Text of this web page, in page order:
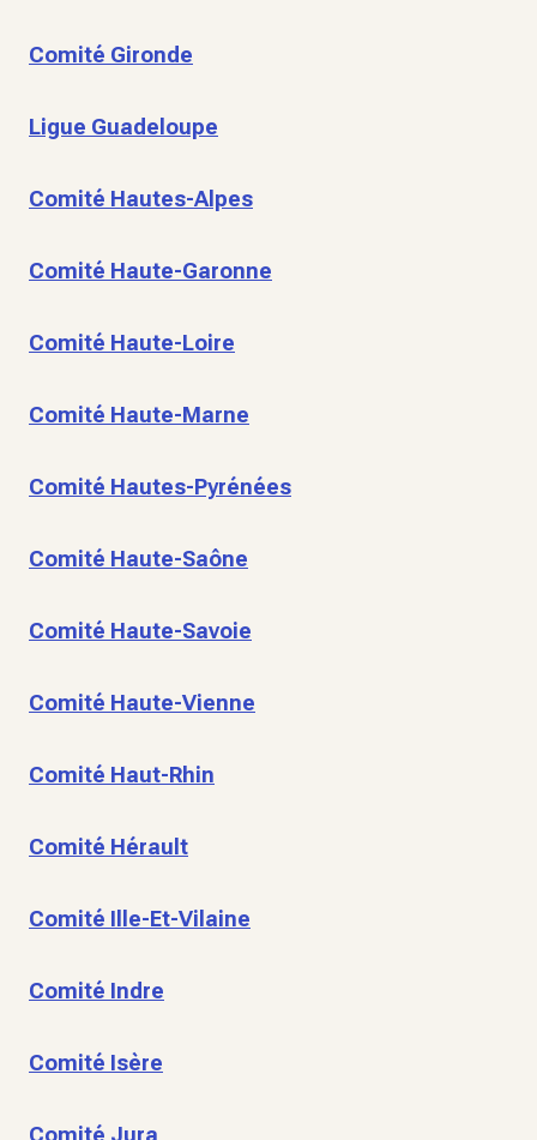
Comité Gironde
Ligue Guadeloupe
Comité Hautes-Alpes
Comité Haute-Garonne
Comité Haute-Loire
Comité Haute-Marne
Comité Hautes-Pyrénées
Comité Haute-Saône
Comité Haute-Savoie
Comité Haute-Vienne
Comité Haut-Rhin
Comité Hérault
Comité Ille-Et-Vilaine
Comité Indre
Comité Isère
Comité Jura